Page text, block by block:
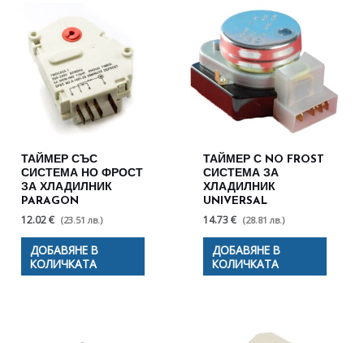
ТАЙМЕР СЪС
СИСТЕМА НО ФРОСТ
ЗА ХЛАДИЛНИК
PARAGON
12.02 € (23.51 лв.)
ДОБАВЯНЕ В
КОЛИЧКАТА
ТАЙМЕР С NO FROST
СИСТЕМА ЗА
ХЛАДИЛНИК
UNIVERSAL
14.73 € (28.81 лв.)
ДОБАВЯНЕ В
КОЛИЧКАТА